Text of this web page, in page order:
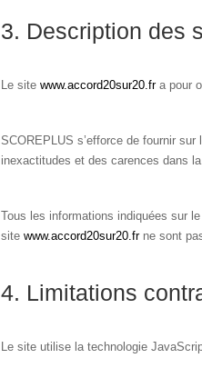
3. Description des
Le sitewww.accord20sur20.fra pour
SCOREPLUS s’efforce de fournir
inexactitudes et des carences dans
Tous les informations indiquées sur
sitewww.accord20sur20.frne sont
4. Limitations
Le site utilise la technologie